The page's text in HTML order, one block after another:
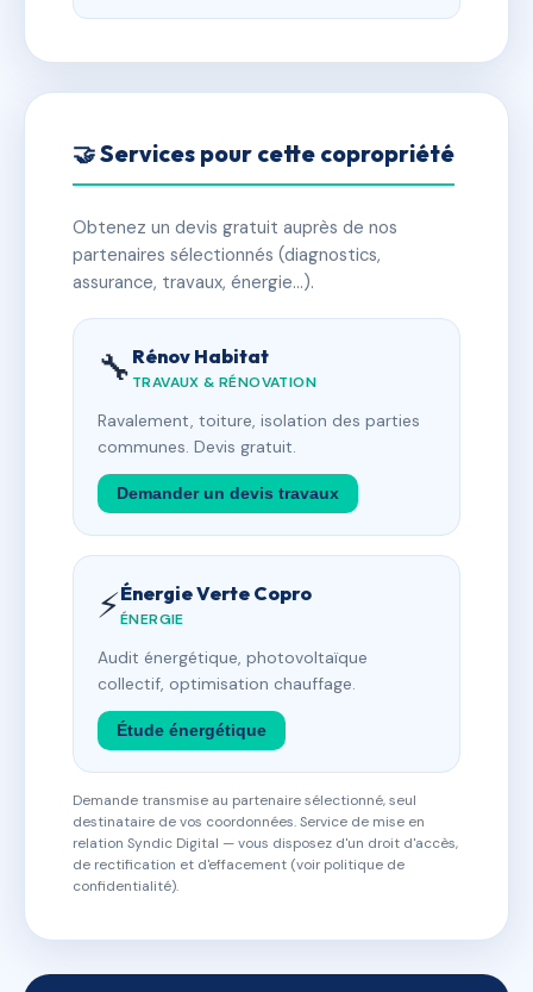
🤝 Services pour cette copropriété
Obtenez un devis gratuit auprès de nos
partenaires sélectionnés (diagnostics,
assurance, travaux, énergie…).
🔧 Rénov Habitat
TRAVAUX & RÉNOVATION
Ravalement, toiture, isolation des parties
communes. Devis gratuit.
Demander un devis travaux
⚡Énergie Verte Copro
ÉNERGIE
Audit énergétique, photovoltaïque
collectif, optimisation chauffage.
Étude énergétique
Demande transmise au partenaire sélectionné, seul
destinataire de vos coordonnées. Service de mise en
relation Syndic Digital — vous disposez d'un droit d'accès,
de rectification et d'effacement (voir politique de
confidentialité).